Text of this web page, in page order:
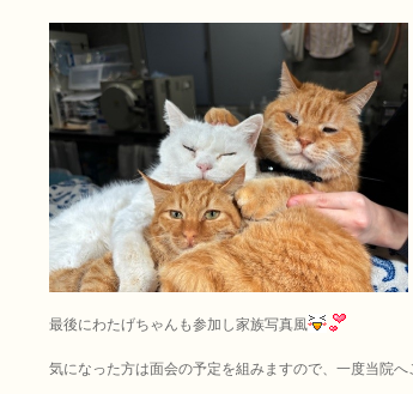
最後にわたげちゃんも参加し家族写真風
気になった方は面会の予定を組みますので、一度当院へ